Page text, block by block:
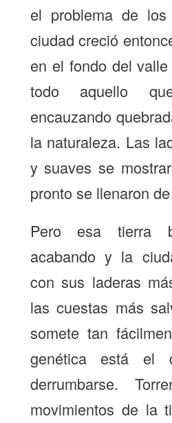
el problema de los
ciudad creció
en el fondo del
todo aquello
encauzando
la naturaleza. Las
y suaves se
pronto se llenaron
Pero esa tierra
acabando y la
con sus laderas
las cuestas más
somete tan
genética está el
derrumbarse.
movimientos de la